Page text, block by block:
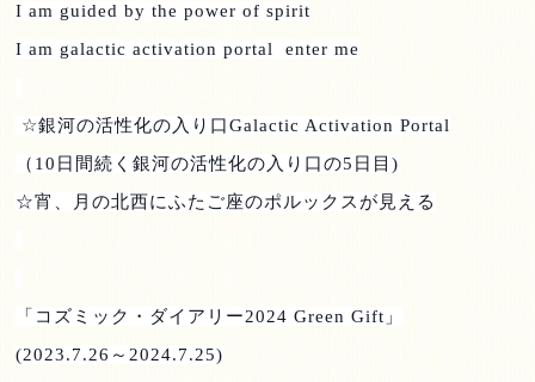
I am guided by the power of spirit
I am galactic activation portal enter me
☆銀河の活性化の入り口Galactic Activation Portal
（ 10 日間続く銀河の活性化の入り口の5 日目)
☆宵、月の北西にふたご座のポルックスが見える
「コズミック・ダイアリー2024 Green Gift 」
(2023.7.26 ～ 2024.7.25)